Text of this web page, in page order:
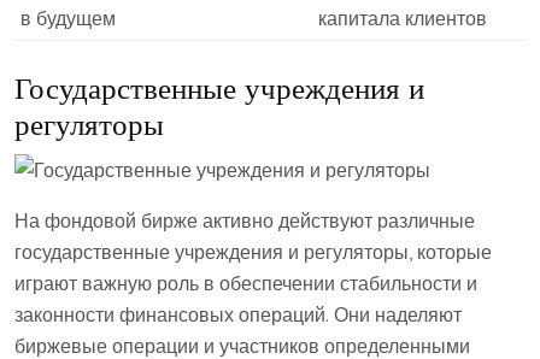
в будущем
капитала клиентов
Государственные учреждения и
регуляторы
На фондовой бирже активно действуют различные
государственные учреждения и регуляторы, которые
играют важную роль в обеспечении стабильности и
законности финансовых операций. Они наделяют
биржевые операции и участников определенными